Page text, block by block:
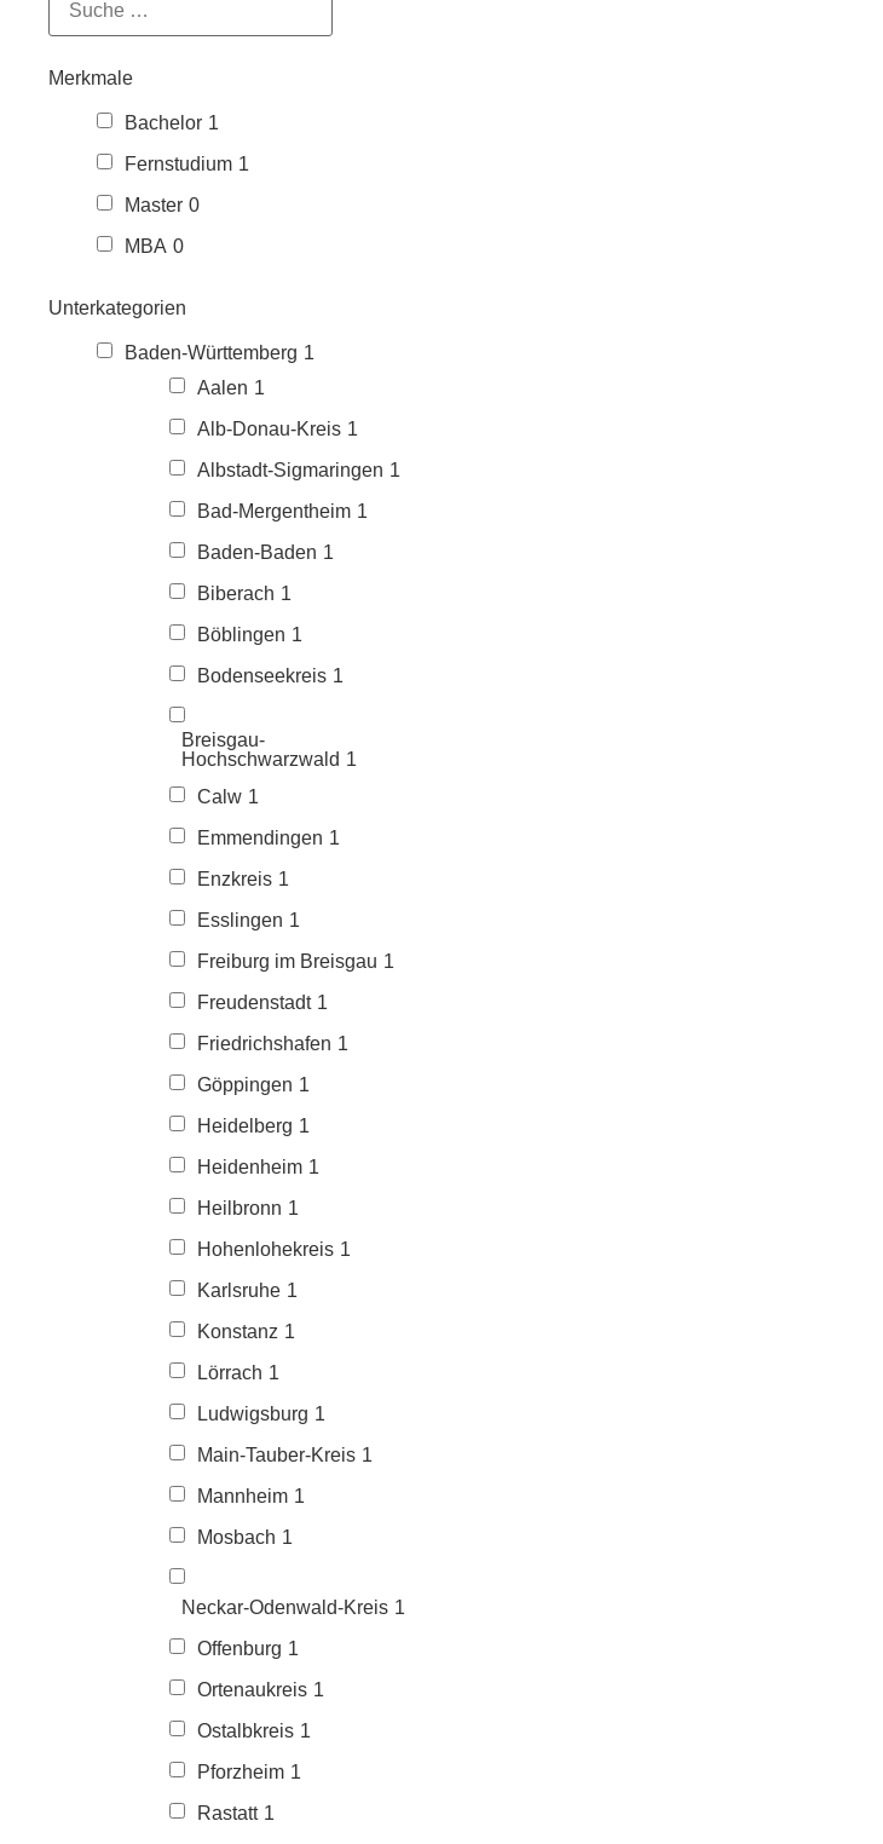
Merkmale
Bachelor 1
Fernstudium 1
Master 0
MBA 0
Unterkategorien
Baden-Württemberg 1
Aalen 1
Alb-Donau-Kreis 1
Albstadt-Sigmaringen 1
Bad-Mergentheim 1
Baden-Baden 1
Biberach 1
Böblingen 1
Bodenseekreis 1
Breisgau-
Hochschwarzwald 1
Calw 1
Emmendingen 1
Enzkreis 1
Esslingen 1
Freiburg im Breisgau 1
Freudenstadt 1
Friedrichshafen 1
Göppingen 1
Heidelberg 1
Heidenheim 1
Heilbronn 1
Hohenlohekreis 1
Karlsruhe 1
Konstanz 1
Lörrach 1
Ludwigsburg 1
Main-Tauber-Kreis 1
Mannheim 1
Mosbach 1
Neckar-Odenwald-Kreis 1
Offenburg 1
Ortenaukreis 1
Ostalbkreis 1
Pforzheim 1
Rastatt 1